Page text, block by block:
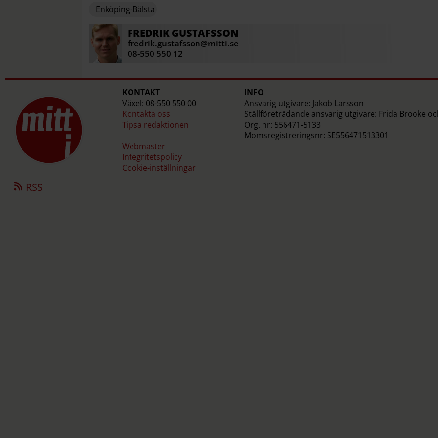
Enköping-Bålsta
FREDRIKGUSTAFSSON
fredrik.gustafsson@mitti.se
08-550 550 12
KONTAKT
Växel: 08-550 550 00
Kontakta oss
Tipsa redaktionen
Webmaster
Integritetspolicy
Cookie-inställningar
INFO
Ansvarig utgivare: Jakob Larsson
Ställföreträdande ansvarig utgivare: Frida Brooke
Org. nr: 556471-5133
Momsregistreringsnr: SE556471513301
RSS